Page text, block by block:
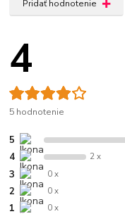
Pridať hodnotenie
4
5 hodnotenie
5
4 2 x
3 0 x
2 0 x
1 0 x